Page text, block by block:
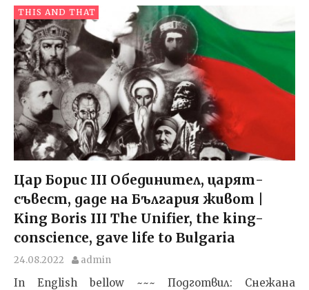
THIS AND THAT
Цар Борис III Обединител, царят-
съвест, даде на България живот |
King Boris III The Unifier, the king-
conscience, gave life to Bulgaria
24.08.2022 admin
In English bellow ~~~ Подготвил: Снежана